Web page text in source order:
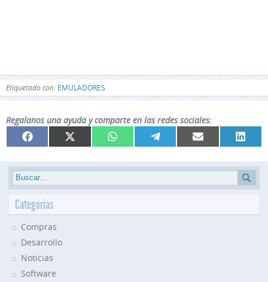
Etiquetado con: EMULADORES
Regalanos una ayuda y comparte en las redes sociales:
Compartir
en
Facebook Compartir
en
X
(Twitter)
Compartir
en
WhatsApp Compartir
en
Compartir
en
Email
en
Categorías
Compras
Desarrollo
Noticias
Software